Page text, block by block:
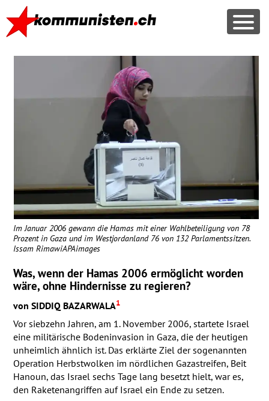
Im Januar 2006 gewann die Hamas mit einer Wahlbeteiligung von 78
Prozent in Gaza und im Westjordanland 76 von 132 Parlamentssitzen.
Issam RimawiAPAimages
Was, wenn der Hamas 2006 ermöglicht worden
wäre, ohne Hindernisse zu regieren?
von SIDDIQ BAZARWALA1
Vor siebzehn Jahren, am 1. November 2006, startete Israel
eine militärische Bodeninvasion in Gaza, die der heutigen
unheimlich ähnlich ist. Das erklärte Ziel der sogenannten
Operation Herbstwolken im nördlichen Gazastreifen, Beit
Hanoun, das Israel sechs Tage lang besetzt hielt, war es,
den Raketenangriffen auf Israel ein Ende zu setzen.